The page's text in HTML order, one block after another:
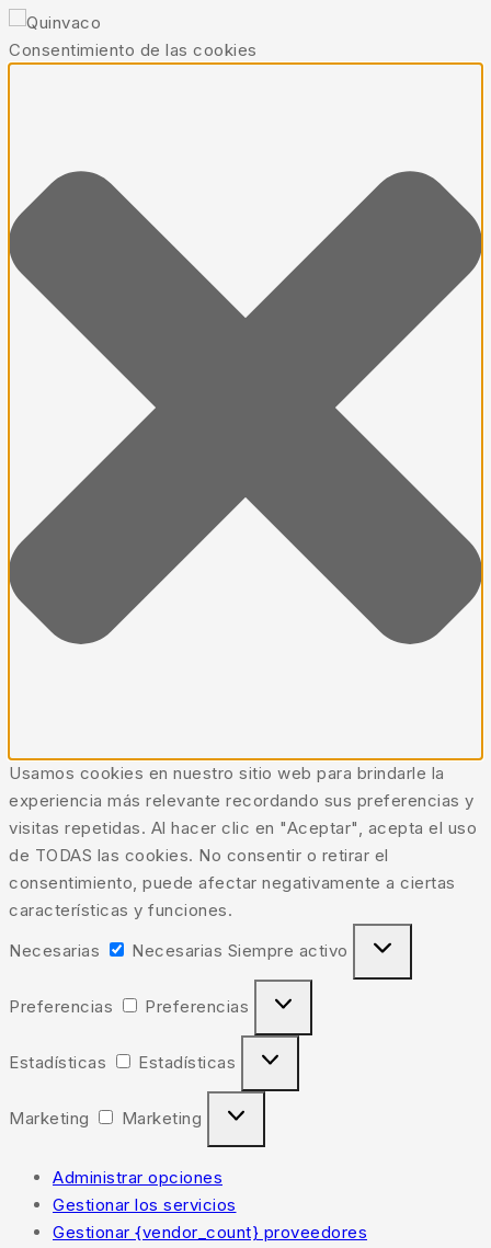
Consentimiento de las cookies
Usamos cookies en nuestro sitio web para brindarle la
experiencia más relevante recordando sus preferencias y
visitas repetidas. Al hacer clic en "Aceptar", acepta el uso
de TODAS las cookies. No consentir o retirar el
consentimiento, puede afectar negativamente a ciertas
características y funciones.
Necesarias
Necesarias Siempre activo
Preferencias Preferencias
Estadísticas Estadísticas
Marketing Marketing
Administrar opciones
Gestionar los servicios
Gestionar {vendor_count} proveedores